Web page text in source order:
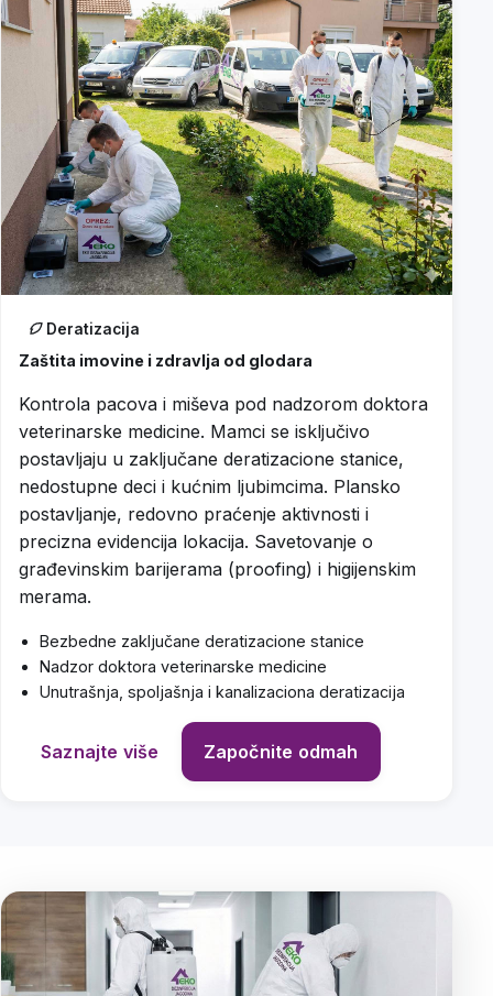
Deratizacija
Zaštita imovine i zdravlja od glodara
Kontrola pacova i miševa pod nadzorom doktora
veterinarske medicine. Mamci se isključivo
postavljaju u zaključane deratizacione stanice,
nedostupne deci i kućnim ljubimcima. Plansko
postavljanje, redovno praćenje aktivnosti i
precizna evidencija lokacija. Savetovanje o
građevinskim barijerama (proofing) i higijenskim
merama.
Bezbedne zaključane deratizacione stanice
Nadzor doktora veterinarske medicine
Unutrašnja, spoljašnja i kanalizaciona deratizacija
Saznajte više Započnite odmah